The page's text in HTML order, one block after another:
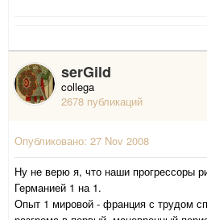
serGild
collega
2678 публикаций
Опубликовано: 27 Nov 2008
Ну не верю я, что наши прогрессоры
Германией 1 на 1.
Опыт 1 мировой - франция с трудом